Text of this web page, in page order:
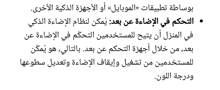
بوساطة تطبيقات «الموبايل» أو الأجهزة الذكية الأخرى.
التحكم في الإضاءة عن بعد:يُمكن لنظام الإضاءة الذكي
في المنزل أن يتيح للمستخدمين التحكّم في الإضاءة عن
بعد، من خلال أجهزة التحكم عن بعد. بالتالي، هو يُمكّن
للمستخدمين من تشغيل وإيقاف الإضاءة وتعديل سطوعها
ودرجة اللون.